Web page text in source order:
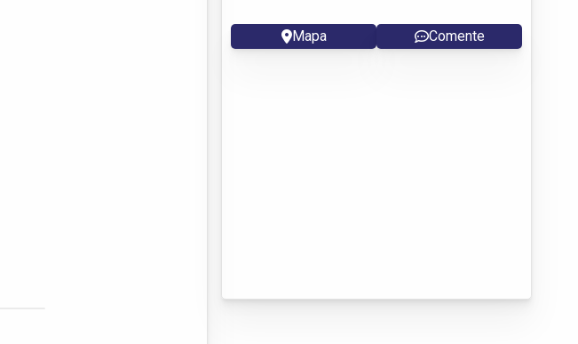
Mapa Comente